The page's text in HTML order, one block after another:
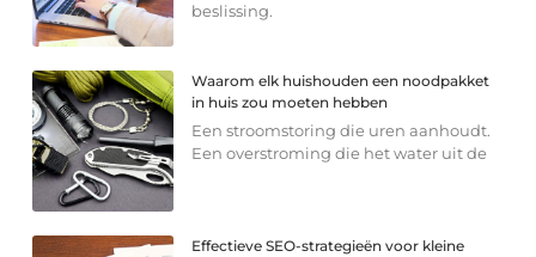
beslissing.
Waarom elk huishouden een noodpakket
in huis zou moeten hebben
Een stroomstoring die uren aanhoudt.
Een overstroming die het water uit de
Effectieve SEO-strategieën voor kleine